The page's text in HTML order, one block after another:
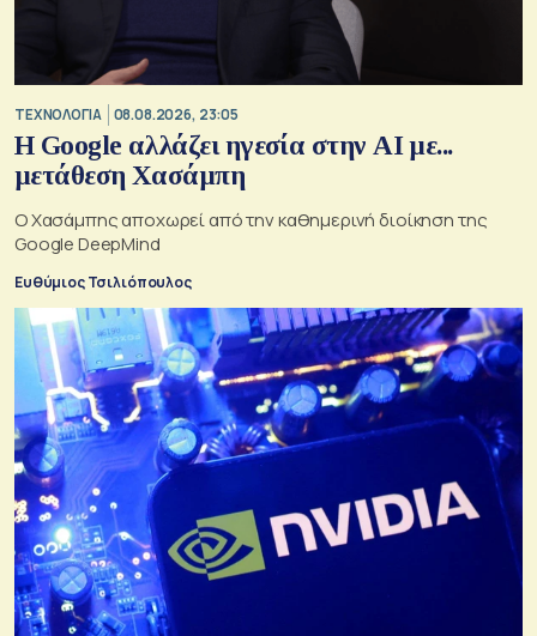
ΤΕΧΝΟΛΟΓΙΑ 08.08.2026, 23:05
Η Google αλλάζει ηγεσία στην AI με...
μετάθεση Χασάμπη
Ο Χασάμπης αποχωρεί από την καθημερινή διοίκηση της
Google DeepMind
Ευθύμιος Τσιλιόπουλος